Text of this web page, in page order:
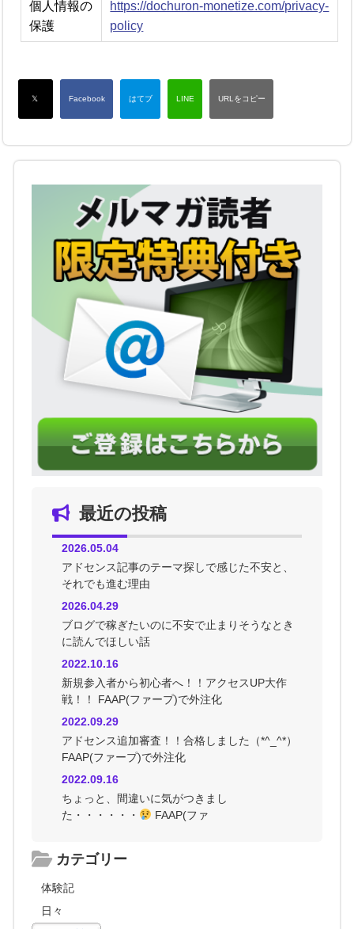
個人情報の
保護
https://dochuron-monetize.com/privacy-
policy
最近の投稿
2026.05.04
アドセンス記事のテーマ探しで感じた不安と、
それでも進む理由
2026.04.29
ブログで稼ぎたいのに不安で止まりそうなとき
に読んでほしい話
2022.10.16
新規参入者から初心者へ！！アクセスUP大作
戦！！ FAAP(ファープ)で外注化
2022.09.29
アドセンス追加審査！！合格しました（*^_^*）
FAAP(ファープ)で外注化
2022.09.16
ちょっと、間違いに気がつきまし
た・・・・・・
FAAP(ファ
カテゴリー
体験記
日々